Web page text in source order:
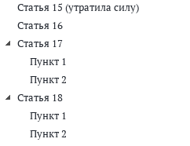
Статья 15 (утратила силу)
Статья 16
Статья 17
Пункт 1
Пункт 2
Статья 18
Пункт 1
Пункт 2